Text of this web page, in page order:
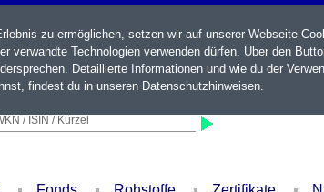
/ ISIN / Kürzel
zu ermöglichen, setzen wir auf unserer Webseite
Technologien verwenden dürfen. Über den
Detaillierte Informationen und wie du der
findest du in unseren Datenschutzhinweisen.